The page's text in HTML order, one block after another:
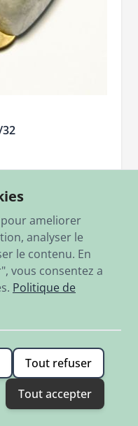
ameliorer
analyser le
le contenu. En
vous consentez a
Politique de
Tout refuser
Tout accepter